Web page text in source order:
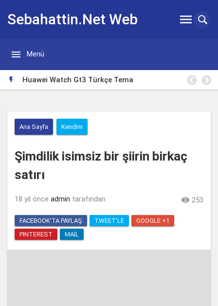
Sebahattin.Net Web
Günlügü

 Menü
 Huawei Watch Gt3 Türkçe Tema
Ana Sayfa Kendim
Şimdilik isimsiz bir şiirin birkaç
satırı
18 yıl önce admin tarafından  253
FACEBOOK'TA PAYLAŞ TWEET'LE
GOOGLE +1
PINTEREST
MAIL